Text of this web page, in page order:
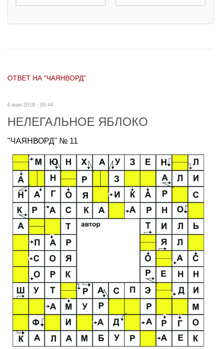
ОТВЕТ НА "ЧАЯНВОРД"
6 мая 2018 - 05:44
НЕЛЕГАЛЬНОЕ ЯБЛОКО
"ЧАЯНВОРД" № 11